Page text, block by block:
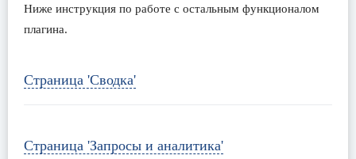
Ниже инструкция по работе с остальным функционалом
плагина.
Страница 'Сводка'
Страница 'Запросы и аналитика'